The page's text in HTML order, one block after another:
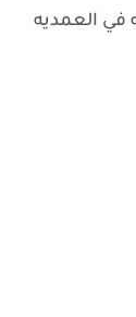
في العمديه